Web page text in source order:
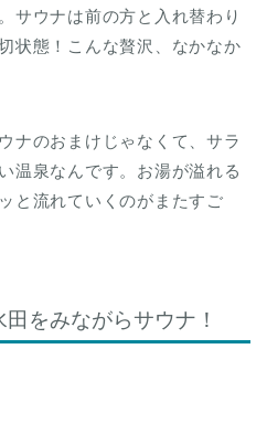
サウナは前の方と入れ替わり
状態！こんな贅沢、なかなか
ナのおまけじゃなくて、サラ
温泉なんです。お湯が溢れる
と流れていくのがまたすご
をみながらサウナ！